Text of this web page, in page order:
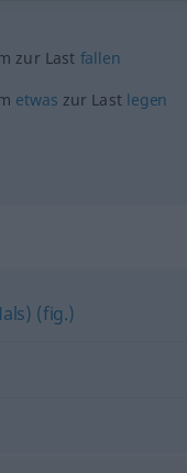
zur Last fallen
etwas zur Last legen
(fig.)